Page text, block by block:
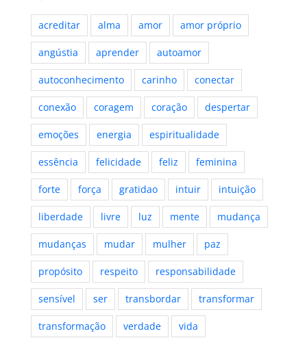
acreditar alma amor amor próprio
angústia aprender autoamor
autoconhecimento carinho conectar
conexão coragem coração despertar
emoções energia espiritualidade
essência felicidade feliz feminina
forte força gratidao intuir intuição
liberdade livre luz mente mudança
mudanças mudar mulher paz
propósito respeito responsabilidade
sensível ser transbordar transformar
transformação verdade vida